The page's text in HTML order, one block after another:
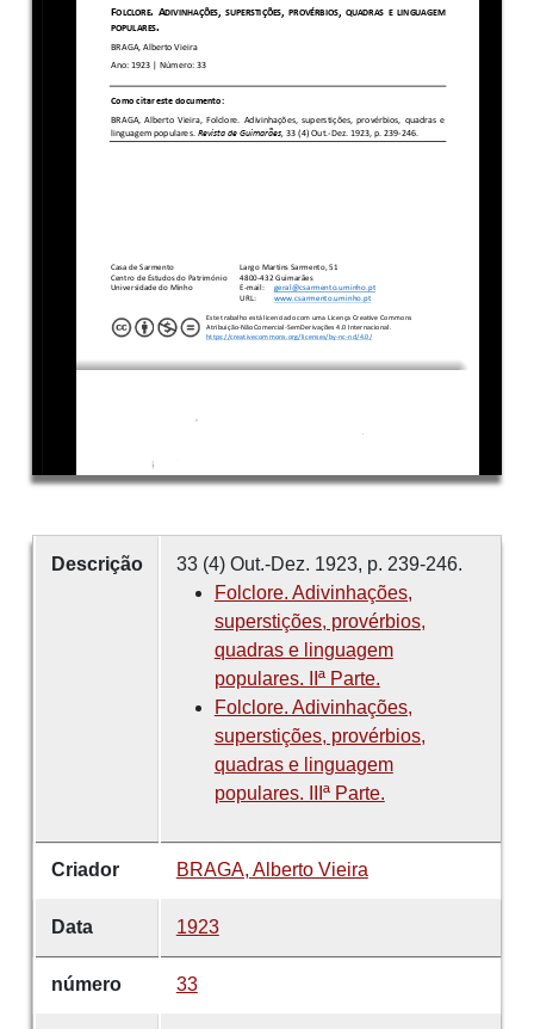
Descrição
33 (4) Out.-Dez. 1923, p. 239-246.
Folclore. Adivinhações,
superstições, provérbios,
quadras e linguagem
populares. IIª Parte.
Folclore. Adivinhações,
superstições, provérbios,
quadras e linguagem
populares. IIIª Parte.
Criador BRAGA, Alberto Vieira
Data 1923
número 33